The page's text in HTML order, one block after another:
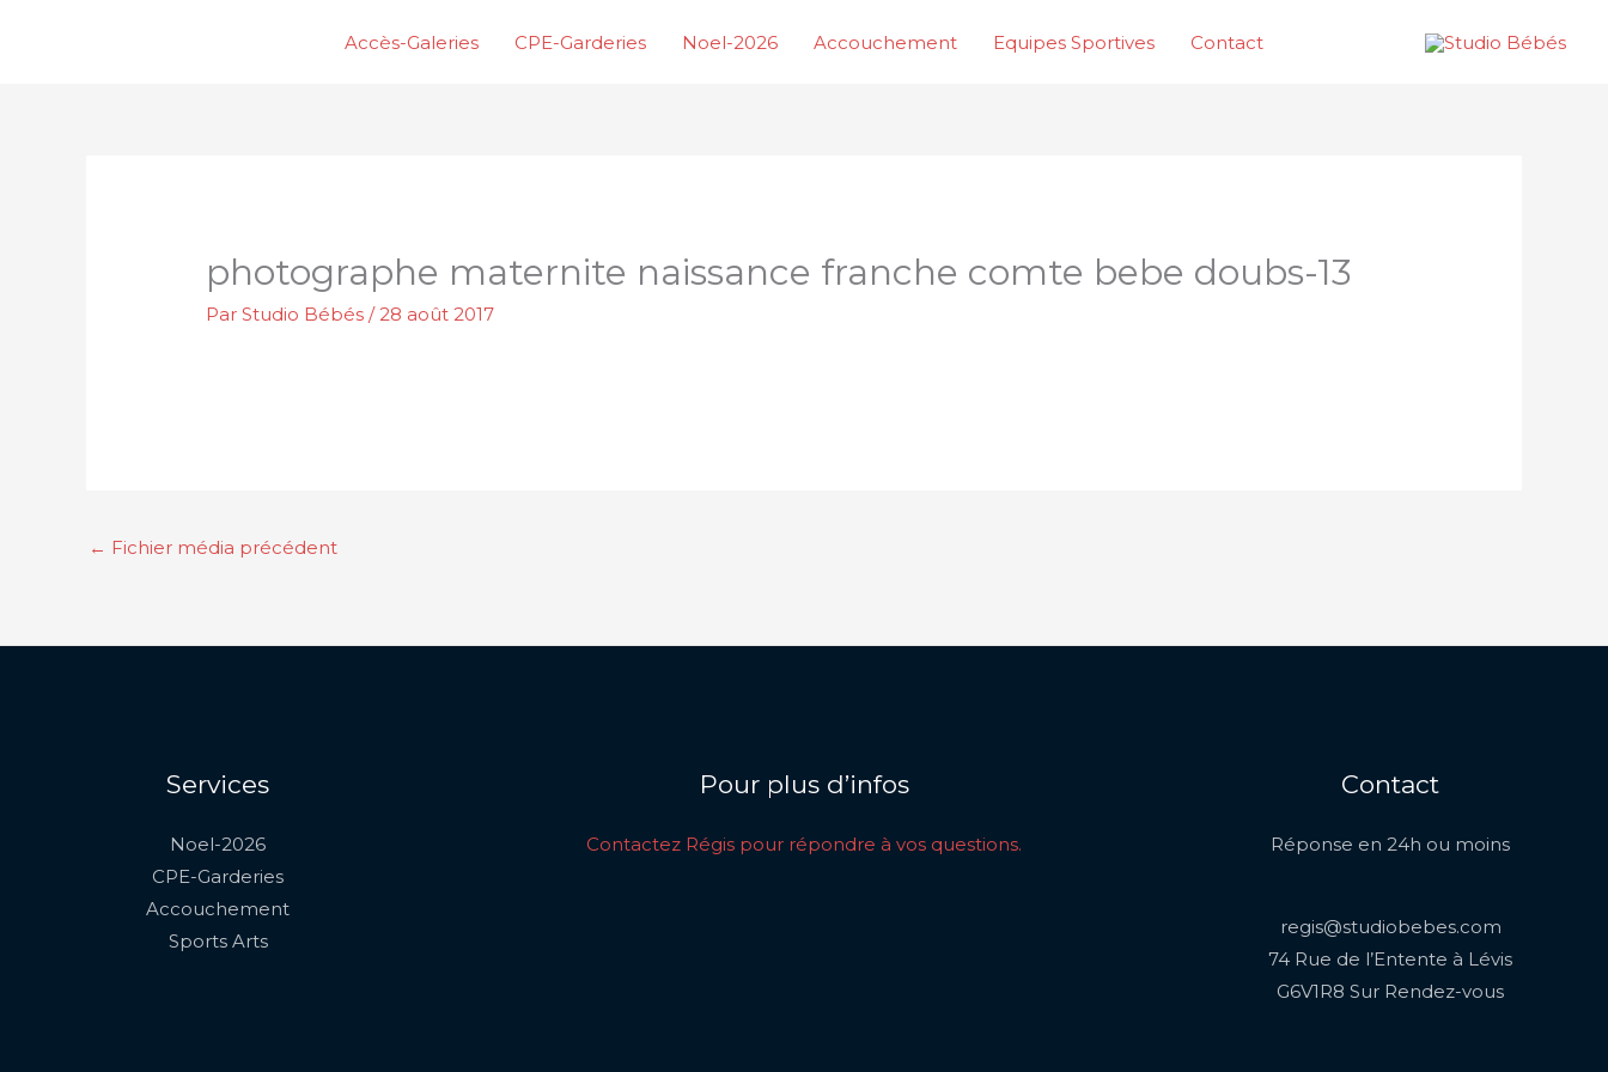
Accès-Galeries CPE-Garderies Noel-2026 Accouchement Equipes Sportives Contact
photographe maternite naissance franche comte bebe doubs-13
ParStudio Bébés/28 août 2017
← Fichier média précédent
Services
Noel-2026
CPE-Garderies
Accouchement
Sports Arts
Pour plus d’infos
Contactez Régis pour répondre à vos questions.
Contact
Réponse en 24h ou moins
regis@studiobebes.com
74 Rue de l’Entente à Lévis
G6V1R8 Sur Rendez-vous